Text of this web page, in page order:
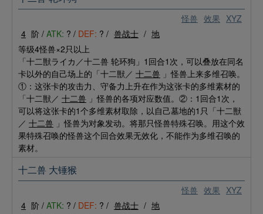
怪兽 效果 XYZ
4 阶 / ATK: ? / DEF: ? / 兽战士 / 地
等级4怪兽×2只以上
「十二獣ライカ／十二兽 轮环狗」1回合1次，可以叠放在同名
卡以外的自己场上的「十二獣／ 十二兽 」怪兽上来多维召唤。
①：这张卡的攻击力、守备力上升在作为这张卡的多维素材的
「十二獣／ 十二兽 」怪兽的各项对应数值。②：1回合1次，
可以将这张卡的1个多维素材取除，以自己墓地的1只「十二獣
／ 十二兽 」怪兽为对象发动。将那只怪兽特殊召唤。用这个效
果特殊召唤的怪兽这个回合效果无效化，不能作为多维召唤的
素材。
怪兽 效果 XYZ
十二兽 大锤猴
4 阶 / ATK: ? / DEF: ? / 兽战士 / 地